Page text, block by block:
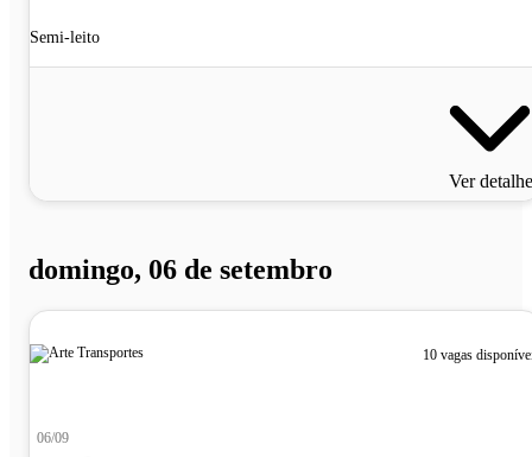
Semi-leito
Ver
domingo, 06 de setembro
10 vagas
06/09